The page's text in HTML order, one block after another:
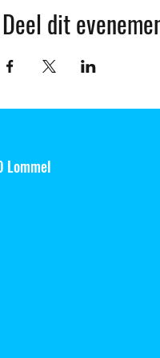
Deel dit
Lommel